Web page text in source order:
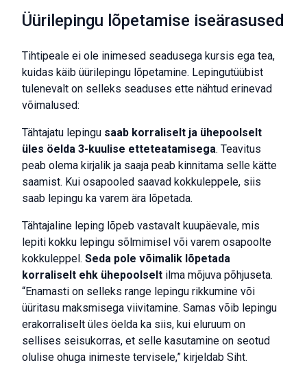
Üürilepingu lõpetamise iseärasused
Tihtipeale ei ole inimesed seadusega kursis ega tea,
kuidas käib üürilepingu lõpetamine. Lepingutüübist
tulenevalt on selleks seaduses ette nähtud erinevad
võimalused:
Tähtajatu lepingu saab korraliselt ja ühepoolselt
üles öelda 3-kuulise etteteatamisega. Teavitus
peab olema kirjalik ja saaja peab kinnitama selle kätte
saamist. Kui osapooled saavad kokkuleppele, siis
saab lepingu ka varem ära lõpetada.
Tähtajaline leping lõpeb vastavalt kuupäevale, mis
lepiti kokku lepingu sõlmimisel või varem osapoolte
kokkuleppel. Seda pole võimalik lõpetada
korraliselt ehk ühepoolselt ilma mõjuva põhjuseta.
“Enamasti on selleks range lepingu rikkumine või
üüritasu maksmisega viivitamine. Samas võib lepingu
erakorraliselt üles öelda ka siis, kui eluruum on
sellises seisukorras, et selle kasutamine on seotud
olulise ohuga inimeste tervisele,” kirjeldab Siht.